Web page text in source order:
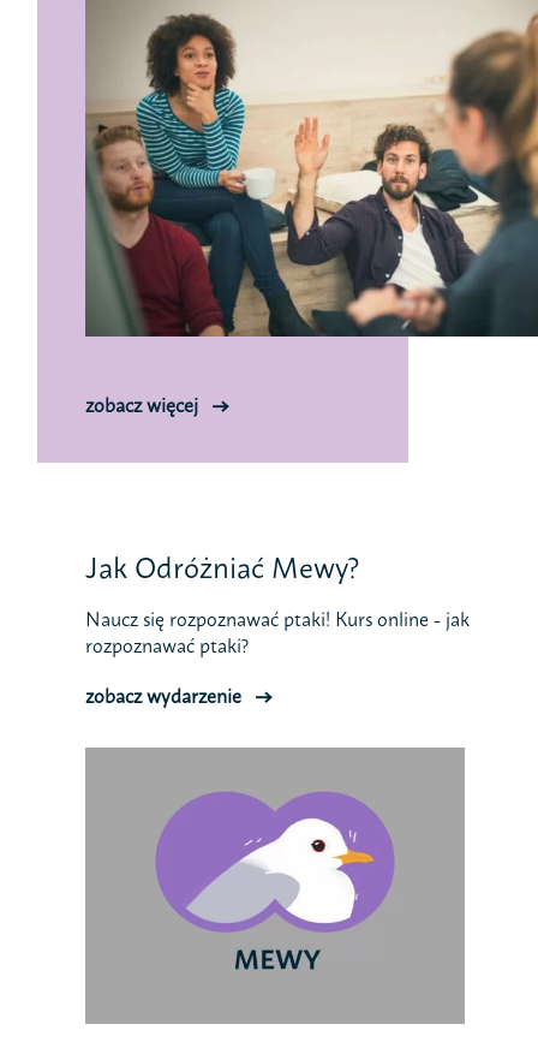
zobacz więcej
Jak Odróżniać Mewy?
Naucz się rozpoznawać ptaki! Kurs online - jak
rozpoznawać ptaki?
zobacz wydarzenie